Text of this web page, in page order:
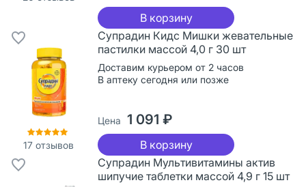
В корзину
17 отзывов
Супрадин Кидс Мишки жевательные
пастилки массой 4,0 г 30 шт
Доставим курьером от 2 часов
В аптеку сегодня или позже
Цена 1 091 ₽
В корзину
Супрадин Мультивитамины актив
шипучие таблетки массой 4,9 г 15 шт